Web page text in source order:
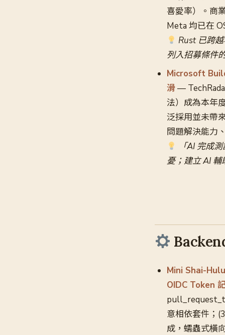
喜愛率）。商
Meta 均已在
Rust 已跨
列入招募條件
Microsoft
滑—
法）成為本年
泛採用並未帶
問題解決能力
「AI 完成
憂；建立 AI
Mini Shai-
OIDC Token
意相依套件；
成，蠕蟲式橫